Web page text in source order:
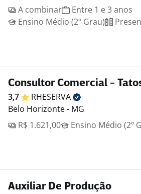
A combinar
Entre 1 e 3 anos
Ensino Médio (2º Grau)
Consultor Comercial -
3,7
RHESERVA
Belo Horizonte - MG
R$ 1.621,00
Ensino Médio (2º
Auxiliar De Produção